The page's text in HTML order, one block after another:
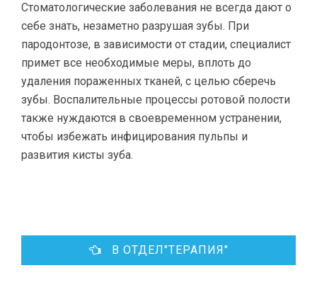
Стоматологические заболевания не всегда дают о
себе знать, незаметно разрушая зубы. При
пародонтозе, в зависимости от стадии, специалист
примет все необходимые меры, вплоть до
удаления пораженных тканей, с целью сберечь
зубы. Воспалительные процессы ротовой полости
также нуждаются в своевременном устранении,
чтобы избежать инфицирования пульпы и
развития кисты зуба.
В ОТДЕЛ"ТЕРАПИЯ"